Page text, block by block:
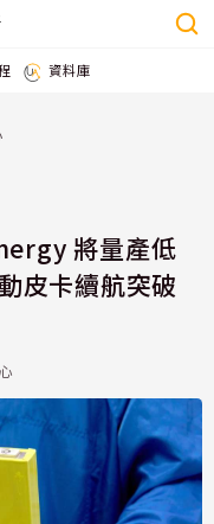
資料庫
將量產低
皮卡續航突破